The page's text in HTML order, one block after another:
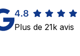
Plus de 21k avis